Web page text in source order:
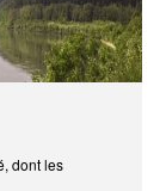
dont les